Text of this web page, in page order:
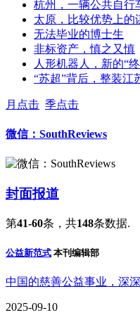
杭州，一辆公共自行
太原，比较优势上的
无法毕业的博士生
非标资产，慎之又慎
人形机器人，新的“
“苏超”背后，整装江
月点击 季点击
微信：SouthReviews
封面报道
第41-60条，共148条数据.
公益新范式 本刊编辑部
中国的慈善公益事业，深
2025-09-10